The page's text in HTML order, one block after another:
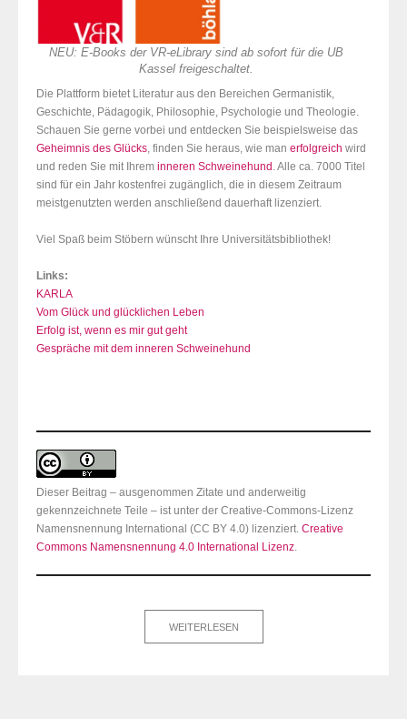
NEU: E-Books der VR-eLibrary sind ab sofort für die UB
Kassel freigeschaltet.
Die Plattform bietet Literatur aus den Bereichen Germanistik,
Geschichte, Pädagogik, Philosophie, Psychologie und Theologie.
Schauen Sie gerne vorbei und entdecken Sie beispielsweise das
Geheimnis des Glücks , finden Sie heraus, wie man erfolgreich wird
und reden Sie mit Ihrem inneren Schweinehund . Alle ca. 7000 Titel
sind für ein Jahr kostenfrei zugänglich, die in diesem Zeitraum
meistgenutzten werden anschließend dauerhaft lizenziert.
Viel Spaß beim Stöbern wünscht Ihre Universitätsbibliothek!
Links:
KARLA
Vom Glück und glücklichen Leben
Erfolg ist, wenn es mir gut geht
Gespräche mit dem inneren Schweinehund
Dieser Beitrag – ausgenommen Zitate und anderweitig
gekennzeichnete Teile – ist unter der Creative-Commons-Lizenz
Namensnennung International (CC BY 4.0) lizenziert. Creative
Commons Namensnennung 4.0 International Lizenz
WEITERLESEN